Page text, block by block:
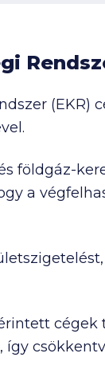
(EKR)
földgáz-
a